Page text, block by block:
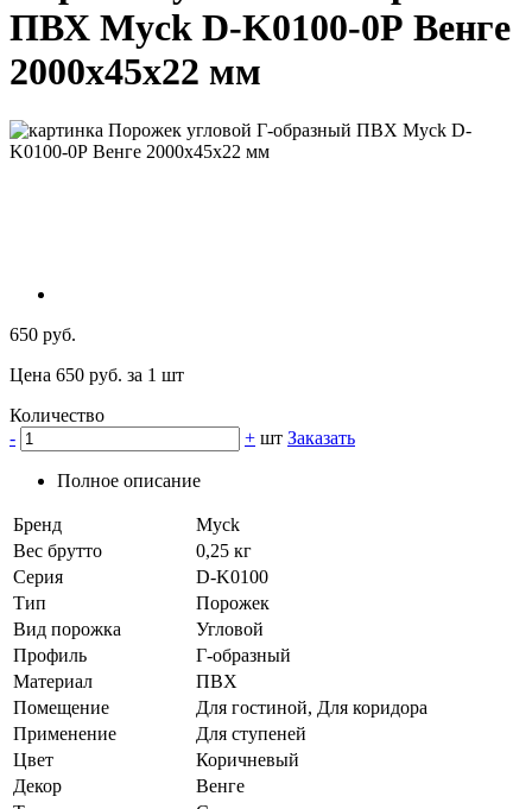
ПВХ Myck D-K0100-0Р Венге
2000х45х22 мм
650 руб.
Цена 650 руб. за 1 шт
Количество
-
+ шт Заказать
Полное описание
Бренд
Myck
Вес брутто
0,25 кг
Серия
D-K0100
Тип
Порожек
Вид порожка
Угловой
Профиль
Г-образный
Материал
ПВХ
Помещение
Для гостиной, Для коридора
Применение
Для ступеней
Цвет
Коричневый
Декор
Венге